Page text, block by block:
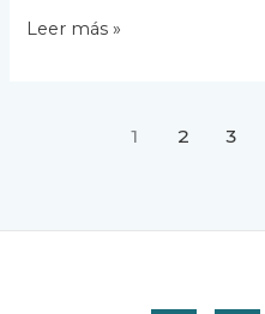
Nebulosa
Leer más »
1 2 3